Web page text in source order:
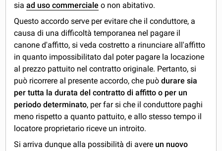
siaad uso commerciale o non abitativo.
Questo accordo serve per evitare che il conduttore, a
causa di una difficoltà temporanea nel pagare il
canone d'affitto, si veda costretto a rinunciare all'affitto
in quanto impossibilitato dal poter pagare la locazione
al prezzo pattuito nel contratto originale. Pertanto, si
può ricorrere al presente accordo, che puòdurare sia
per tutta la durata del contratto di affitto o per un
periodo determinato, per far si che il conduttore paghi
meno rispetto a quanto pattuito, e allo stesso tempo il
locatore proprietario riceve un introito.
Si arriva dunque alla possibilità di avere un nuovo